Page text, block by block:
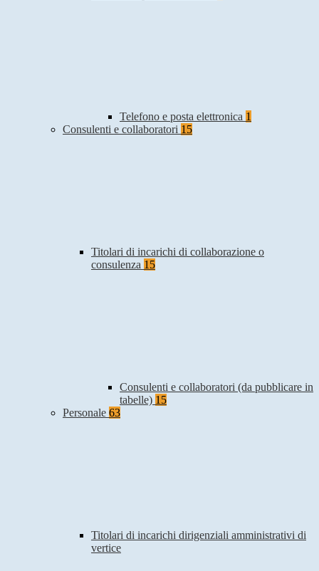
Telefono e posta elettronica 1
Consulenti e collaboratori 15
Titolari di incarichi di collaborazione o
consulenza 15
Consulenti e collaboratori (da pubblicare in
tabelle) 15
Personale 63
Titolari di incarichi dirigenziali amministrativi di
vertice